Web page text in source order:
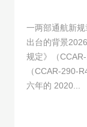
一两部通航新
出台的背景
规定》（
（CCAR-290-
六年的 2020...